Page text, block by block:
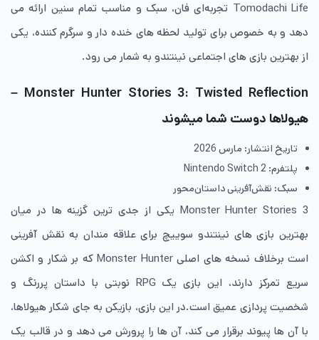
Tomodachi Life تجربه‌ای فان، سبک و مناسب تمام سنین ارائه می
دهد و به خصوص برای تولید لحظه های خنده دار و سرگرم کننده، یکی
از بهترین بازی های اجتماعی نینتندو به شمار می رود.
Monster Hunter Stories 3: Twisted Reflection –
هیولاها دوست شما میشوند
تاریخ انتشار: مارس 2026
پلتفرم: Nintendo Switch 2
سبک: نقش‌آفرینی داستان‌محور
Monster Hunter Stories 3 یکی از جدی ترین گزینه ها در میان
بهترین بازی های نینتندو سوییچ برای علاقه مندان به نقش آفرینی
است برخلاف نسخه های اصلی Monster Hunter که بر شکار و اکشن
سریع تمرکز دارند، این بازی یک RPG نوبتی با داستان پررنگ و
شخصیت پردازی عمیق است.در این بازی، بازیکن به جای شکار هیولاها،
با آن ها پیوند برقرار می کند، آن ها را پرورش می دهد و در قالب یک